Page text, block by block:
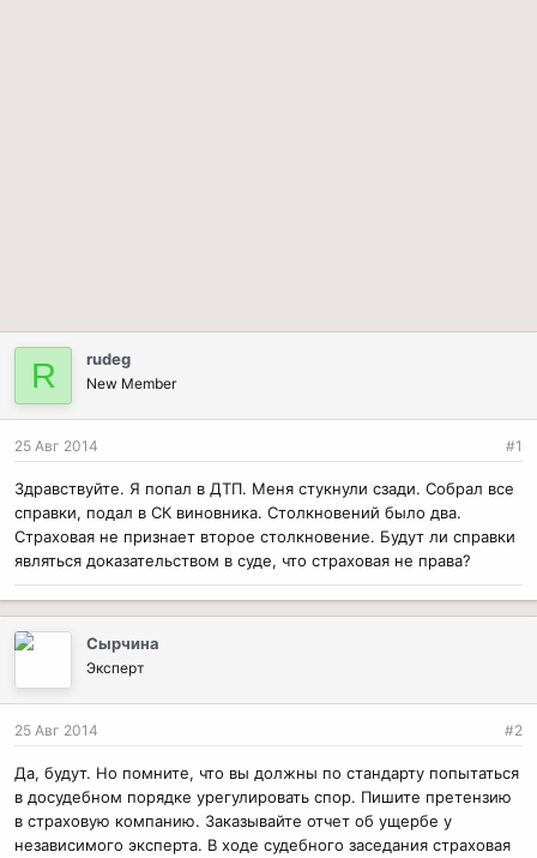
R rudeg
New Member
25 Авг 2014 #1
Здравствуйте. Я попал в ДТП. Меня стукнули сзади. Собрал все
справки, подал в СК виновника. Столкновений было два.
Страховая не признает второе столкновение. Будут ли справки
являться доказательством в суде, что страховая не права?
Сырчина
Эксперт
25 Авг 2014 #2
Да, будут. Но помните, что вы должны по стандарту попытаться
в досудебном порядке урегулировать спор. Пишите претензию
в страховую компанию. Заказывайте отчет об ущербе у
независимого эксперта. В ходе судебного заседания страховая